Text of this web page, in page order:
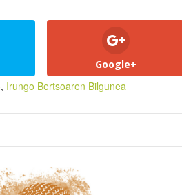
Google+
, Irungo Bertsoaren Bilgunea